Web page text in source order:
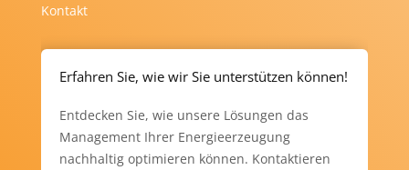
Kontakt
Erfahren Sie, wie wir Sie unterstützen können!
Entdecken Sie, wie unsere Lösungen das
Management Ihrer Energieerzeugung
nachhaltig optimieren können. Kontaktieren